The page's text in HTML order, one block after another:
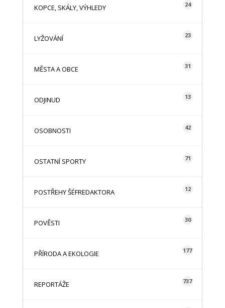
KOPCE, SKÁLY, VÝHLEDY 24
LYŽOVÁNÍ 23
MĚSTA A OBCE 31
ODJINUD 13
OSOBNOSTI 42
OSTATNÍ SPORTY 71
POSTŘEHY ŠÉFREDAKTORA 12
POVĚSTI 30
PŘÍRODA A EKOLOGIE 177
REPORTÁŽE 737